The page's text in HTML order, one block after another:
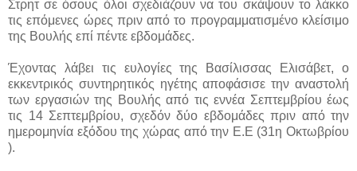
Στρητ σε όσους όλοι σχεδιάζουν να του σκάψουν το λάκκο
τις επόμενες ώρες πριν από το προγραμματισμένο κλείσιμο
της Βουλής επί πέντε εβδομάδες.
Έχοντας λάβει τις ευλογίες της Βασίλισσας Ελισάβετ, ο
εκκεντρικός συντηρητικός ηγέτης αποφάσισε την αναστολή
των εργασιών της Βουλής από τις εννέα Σεπτεμβρίου έως
τις 14 Σεπτεμβρίου, σχεδόν δύο εβδομάδες πριν από την
ημερομηνία εξόδου της χώρας από την Ε.Ε (31η Οκτωβρίου
).